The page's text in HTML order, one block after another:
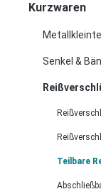
Kurzwaren
Senkel &
Teilbare